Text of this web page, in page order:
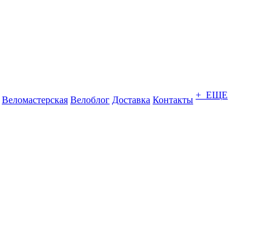
Веломастерская Велоблог Доставка Контакты + ЕЩЕ